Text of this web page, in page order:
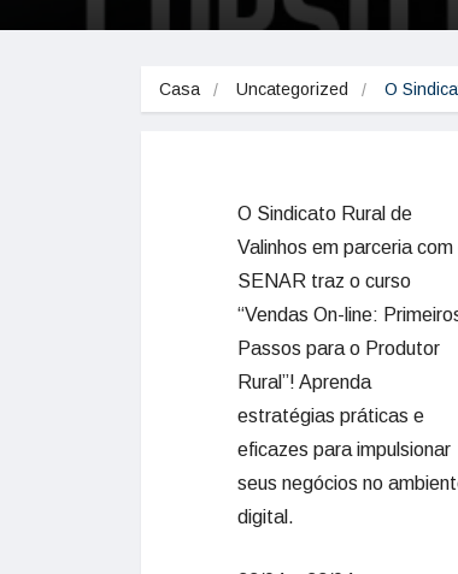
Casa Uncategorized O
O Sindicato Rural de
Valinhos em parceria com
SENAR traz o curso
“Vendas On-line:
Passos para o Produtor
Rural”! Aprenda
estratégias práticas e
eficazes para impulsionar
seus negócios no
digital.